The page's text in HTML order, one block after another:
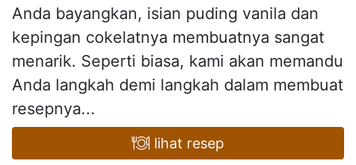
Anda bayangkan, isian puding vanila dan
kepingan cokelatnya membuatnya sangat
menarik. Seperti biasa, kami akan memandu
Anda langkah demi langkah dalam membuat
resepnya...
lihat resep